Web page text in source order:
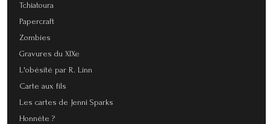
Tchiatoura
Papercraft
Zombies
Gravures du XIXe
L'obésité par R. Linn
Carte aux fils
Les cartes de Jenni Sparks
Honnête ?